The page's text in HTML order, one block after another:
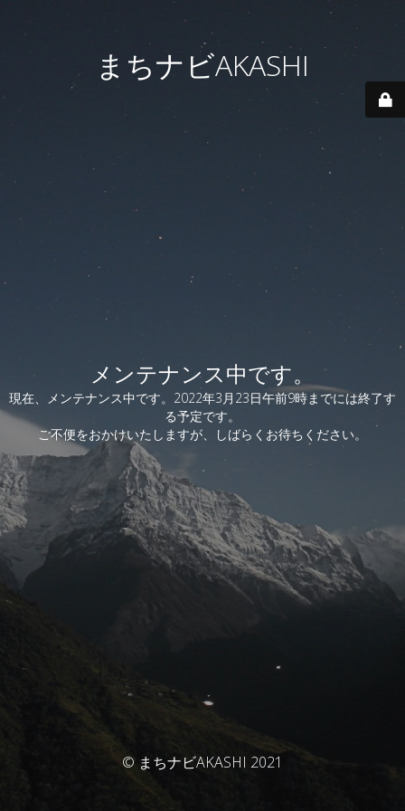
まちナビAKASHI
メンテナンス中です。
現在、メンテナンス中です。2022年3月23日午前9時までには終了す
る予定です。
ご不便をおかけいたしますが、しばらくお待ちください。
© まちナビAKASHI 2021